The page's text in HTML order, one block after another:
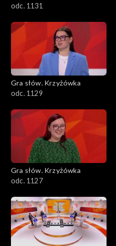
odc. 1131
Gra słów. Krzyżówka
odc. 1129
Gra słów. Krzyżówka
odc. 1127